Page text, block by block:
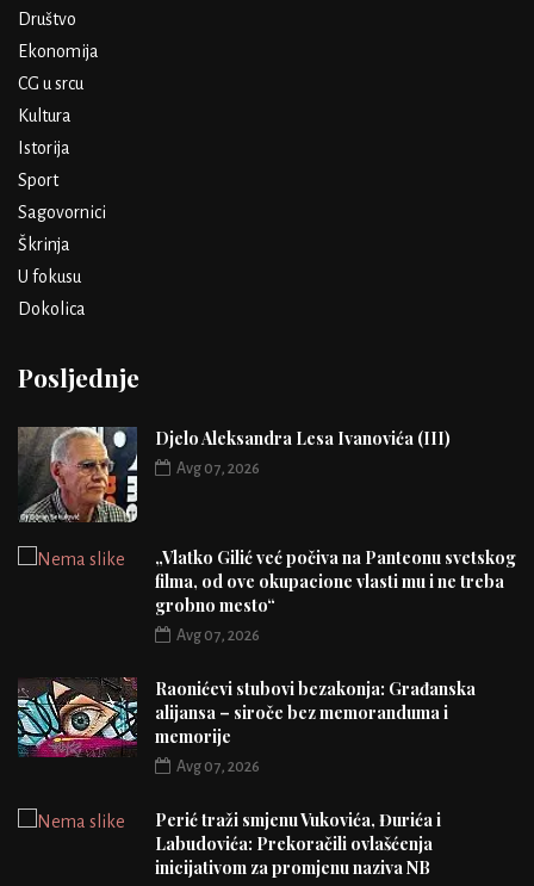
Društvo
Ekonomija
CG u srcu
Kultura
Istorija
Sport
Sagovornici
Škrinja
U fokusu
Dokolica
Posljednje
Djelo Aleksandra Lesa Ivanovića (III)
Avg 07, 2026
„Vlatko Gilić već počiva na Panteonu svetskog
filma, od ove okupacione vlasti mu i ne treba
grobno mesto“
Avg 07, 2026
Raonićevi stubovi bezakonja: Građanska
alijansa – siroče bez memoranduma i
memorije
Avg 07, 2026
Perić traži smjenu Vukovića, Đurića i
Labudovića: Prekoračili ovlašćenja
inicijativom za promjenu naziva NB